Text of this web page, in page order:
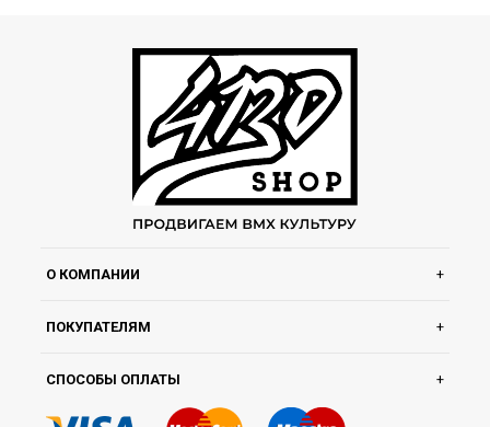
О КОМПАНИИ
ПОКУПАТЕЛЯМ
СПОСОБЫ ОПЛАТЫ